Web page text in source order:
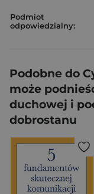
Podmiot
odpowiedzialny:
Podobne do
może
duchowej i
dobrostanu